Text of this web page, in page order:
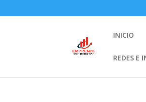
INICIO
REDES E